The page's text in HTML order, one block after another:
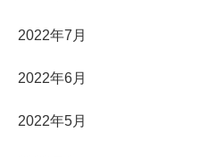
2022年7月
2022年6月
2022年5月